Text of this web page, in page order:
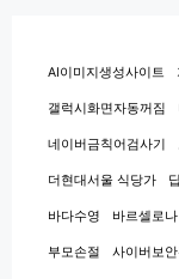
AI이미지생성사이트
갤럭시화면자동꺼짐
네이버금칙어검사기
더현대서울 식당가
바다수영 바르셀로
부모손절 사이버보